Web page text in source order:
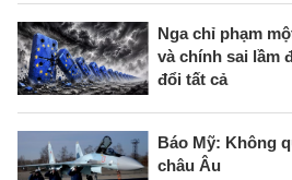
Nga chỉ phạm
và chính sai lầm
đổi tất cả
Báo Mỹ: Không
châu Âu